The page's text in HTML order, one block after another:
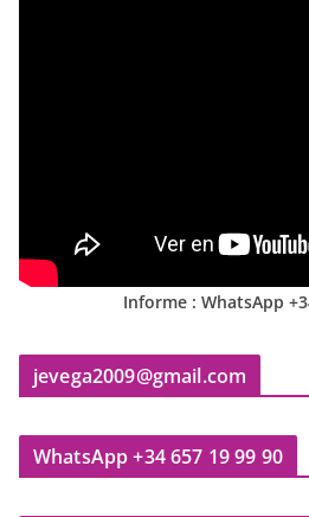
Informe : WhatsApp
jevega2009@gmail.com
WhatsApp +34 657 19 99 90